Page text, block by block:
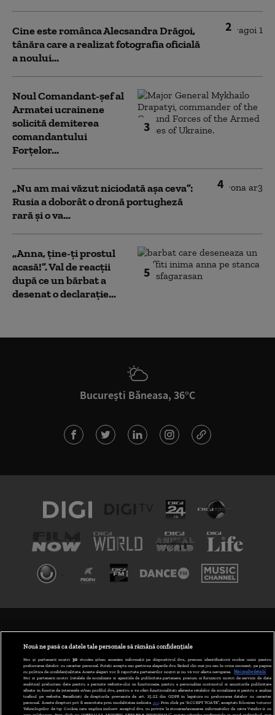
2
Cine este românca Alecsandra Drăgoi,
tânăra care a realizat fotografia oficială
a noului...
3
Noul Comandant-șef al
Armatei ucrainene
solicită demiterea
comandantului
Forțelor...
4
„Nu am mai văzut niciodată așa ceva”:
Rusia a doborât o dronă portugheză
rară și o va...
5
„Anna, ţine-ţi prostul
acasă!”. Val de reacții
după ce un bărbat a
desenat o declarație...
București Băneasa, 36°C
ABONARE DIGI TV
GESTIONAȚI PREFERINȚELE
CODUL DIGI24
Nouă ne pasă ca datele tale personale să rămână confidențiale
Noi și partenerii noștri 30stocăm și/sau accesăm informații pe dispozitivul dvs., precum identificatorii cookie unici pentru
prelucrarea datelor cu caracter personal. Puteți accepta sau gestiona alegerile dvs. făcând clic mai jos sau în orice moment, pe pagina
cu politica de confidențialitate. Aceste alegeri vor fi raportate partenerilor noștri și nu vă vor afecta navigarea.
Mai multe detalii
Noi si partenerii nostri (retelele de socializare si agentiile de publicitate partenere, precum si furnizorii nostri de servicii de date
analitice) prelucram date pentru a permite website-ului sa functioneze, pentru a personaliza continutul si anunturile publicitare
afisate in functie de interesele si/sau profilul dvs., pentru a va oferi functionalitati aferente retelelor de socializare si pentru a analiza
traficul pe website. Beneficiati de drepturile prevazute de art. 15-22 din GDPR in legatura cu prelucrarea datelor cu caracter
personal. Aceste drepturi pot fi exercitate prin modalitatea indicata aici. Prin click pe “ACCEPT TOATE”, acceptati folosirea tuturor
Tehnologiilor de tip Cookie, care implica inclusiv acceptul dvs. cu privire la stocarea/accesarea informatiilor de catre Vendor-ii cu